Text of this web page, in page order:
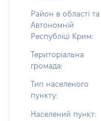
Район в області та
Автономній
Республіці Крим:
Територіальна
громада:
Тип населеного
пункту:
Населений пункт: